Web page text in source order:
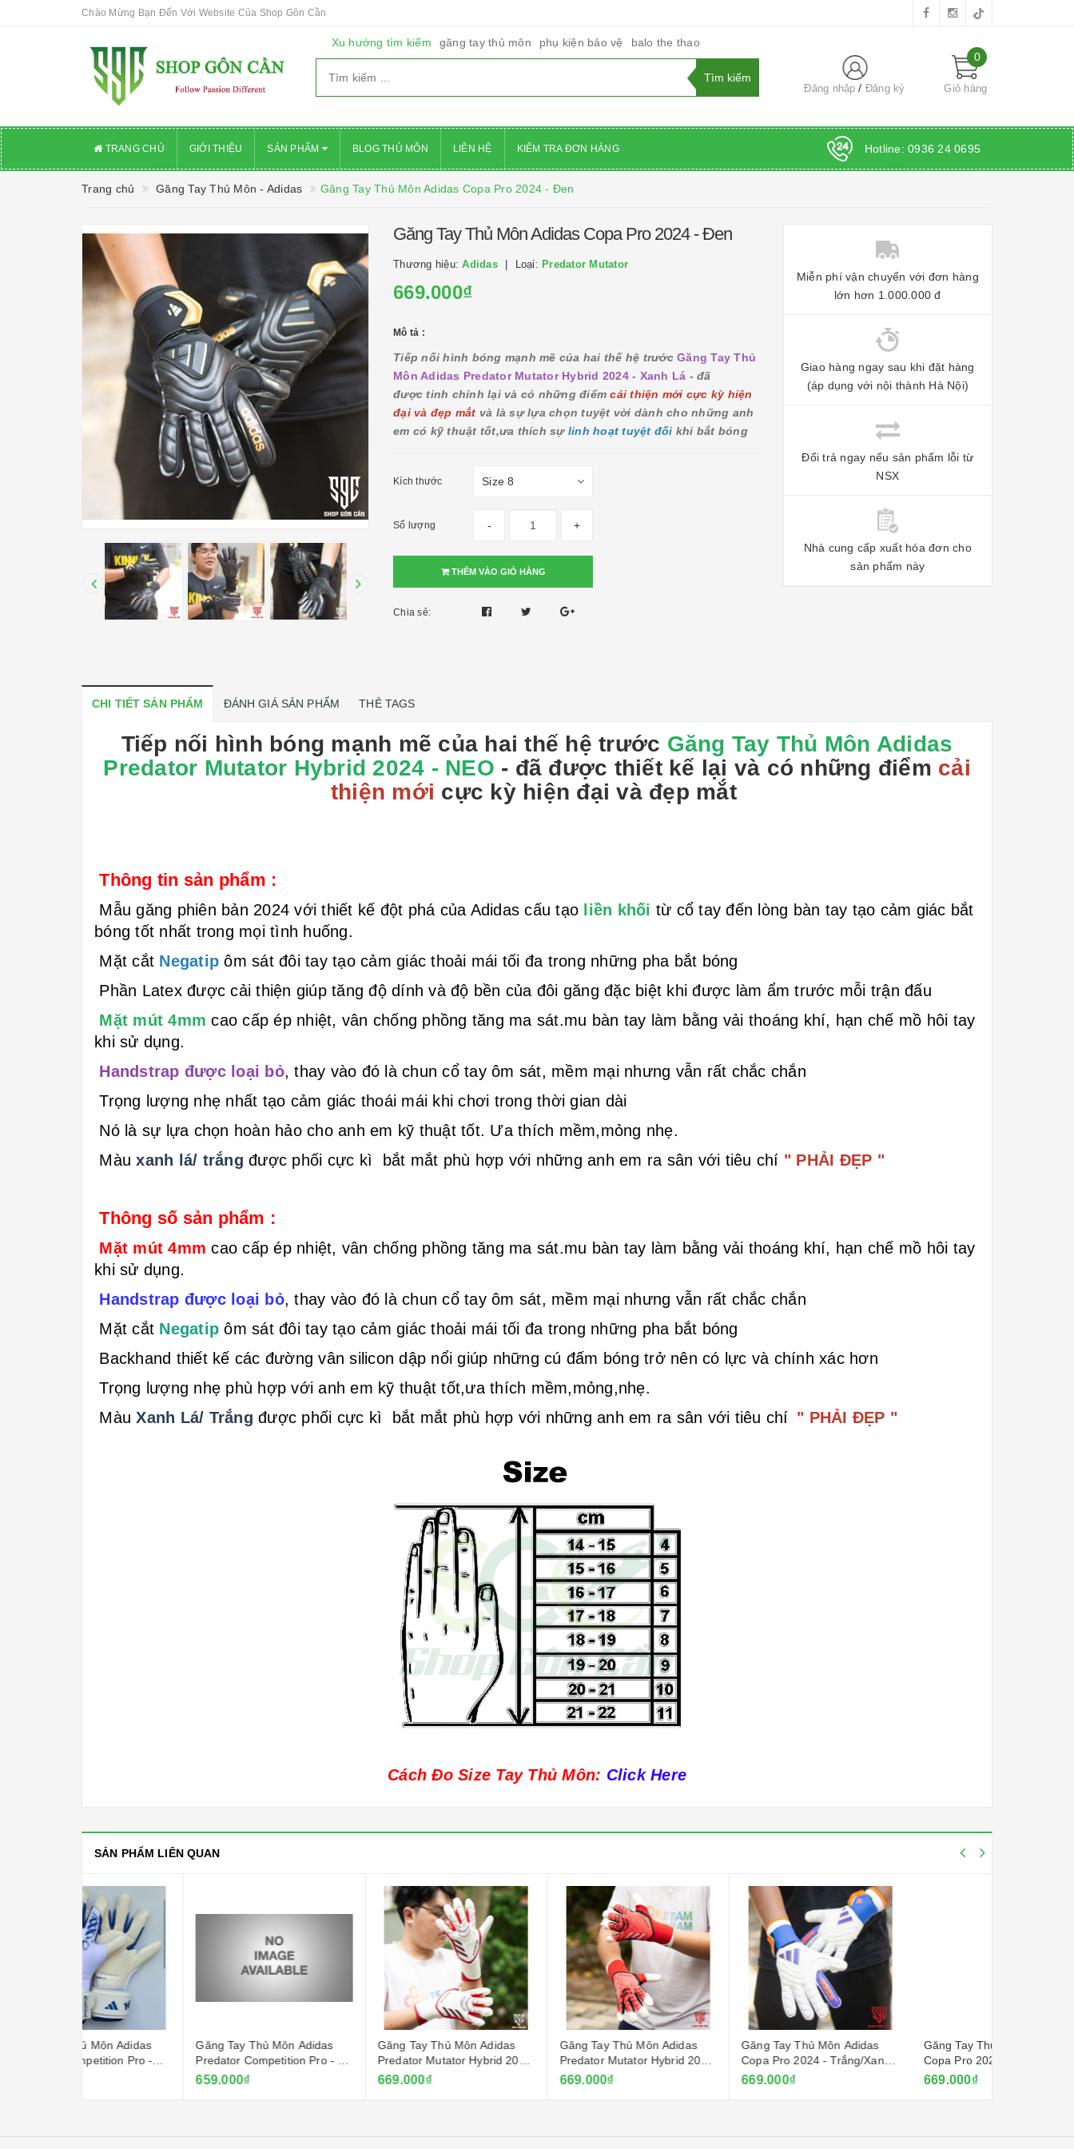
Chào Mừng Bạn Đến Với Website Của Shop Gôn Cần
Xu hướng tìm kiếm găng tay thủ môn phụ kiện bảo vệ balo the thao
Đăng nhập Đăng ký
0
Giỏ hàng
TRANG CHỦ GIỚI THIỆU SẢN PHẨM BLOG THỦ MÔN LIÊN HỆ KIỂM TRA ĐƠN HÀNG Hotline: 0936 24 0695
Trang chủ Găng Tay Thủ Môn - Adidas Găng Tay Thủ Môn Adidas Copa Pro 2024 - Đen
Găng Tay Thủ Môn Adidas Copa Pro 2024 - Đen
Thương hiệu:Adidas Loại: Predator Mutator
669.000₫
Mô tả :
Tiếp nối hình bóng mạnh mẽ của hai thế hệ trước Găng Tay Thủ
Môn Adidas Predator Mutator Hybrid 2024 - Xanh Lá - đã
được tinh chỉnh lại và có những điểmcải thiện mới cực kỳ hiện
đại và đẹp mắt và là sự lựa chọn tuyệt vời dành cho những anh
em có kỹ thuật tốt,ưa thích sự linh hoạt tuyệt đối khi bắt bóng
Kích thước
Số lượng - +
THÊM VÀO GIỎ HÀNG
Chia sẻ:
Miễn phí vận chuyển với đơn hàng
lớn hơn 1.000.000 đ
Giao hàng ngay sau khi đặt hàng
(áp dụng với nội thành Hà Nội)
Đổi trả ngay nếu sản phẩm lỗi từ
NSX
Nhà cung cấp xuất hóa đơn cho
sản phẩm này
CHI TIẾT SẢN PHẨM ĐÁNH GIÁ SẢN PHẨM THẺ TAGS
Tiếp nối hình bóng mạnh mẽ của hai thế hệ trước Găng Tay Thủ Môn Adidas
Predator Mutator Hybrid 2024 - NEO - đã được thiết kế lại và có những điểm cải
thiện mới cực kỳ hiện đại và đẹp mắt
Thông tin sản phẩm :
Mẫu găng phiên bản 2024 với thiết kế đột phá của Adidas cấu tạo liền khối từ cổ tay đến lòng bàn tay tạo cảm giác bắt
bóng tốt nhất trong mọi tình huống.
Mặt cắt Negatip ôm sát đôi tay tạo cảm giác thoải mái tối đa trong những pha bắt bóng
Phần Latex được cải thiện giúp tăng độ dính và độ bền của đôi găng đặc biệt khi được làm ẩm trước mỗi trận đấu
Mặt mút 4mm cao cấp ép nhiệt, vân chống phồng tăng ma sát.mu bàn tay làm bằng vải thoáng khí, hạn chế mồ hôi tay
khi sử dụng.
Handstrap được loại bỏ, thay vào đó là chun cổ tay ôm sát, mềm mại nhưng vẫn rất chắc chắn
Trọng lượng nhẹ nhất tạo cảm giác thoái mái khi chơi trong thời gian dài
Nó là sự lựa chọn hoàn hảo cho anh em kỹ thuật tốt. Ưa thích mềm,mỏng nhẹ.
Màuxanh lá/ trắng được phối cực kì bắt mắt phù hợp với những anh em ra sân với tiêu chí " PHẢI ĐẸP "
Thông số sản phẩm :
Mặt mút 4mm cao cấp ép nhiệt, vân chống phồng tăng ma sát.mu bàn tay làm bằng vải thoáng khí, hạn chế mồ hôi tay
khi sử dụng.
Handstrap được loại bỏ, thay vào đó là chun cổ tay ôm sát, mềm mại nhưng vẫn rất chắc chắn
Mặt cắt Negatip ôm sát đôi tay tạo cảm giác thoải mái tối đa trong những pha bắt bóng
Backhand thiết kế các đường vân silicon dập nổi giúp những cú đấm bóng trở nên có lực và chính xác hơn
Trọng lượng nhẹ phù hợp với anh em kỹ thuật tốt,ưa thích mềm,mỏng,nhẹ.
MàuXanh Lá/ Trắng được phối cực kì bắt mắt phù hợp với những anh em ra sân với tiêu chí " PHẢI ĐẸP "
Cách Đo Size Tay Thủ Môn: Click Here
SẢN PHẨM LIÊN QUAN
Găng Tay Thủ Môn Adidas
Predator Competition Pro - Đỏ
Găng Tay Thủ Môn Adidas
Predator Mutator Hybrid 2025
Găng Tay Thủ Môn Adidas
Predator Mutator Hybrid 2025
Găng Tay Thủ Môn Adidas
Copa Pro 2024 - Trắng/Xanh
Găng Tay Thủ Môn Adidas
Copa Pro 2024 - Blue